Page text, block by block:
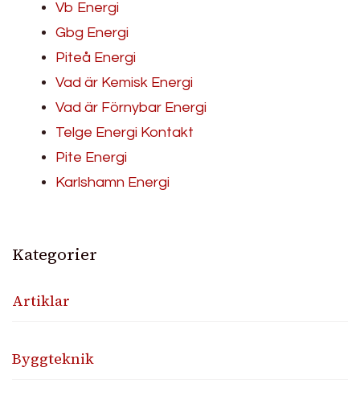
Vb Energi
Gbg Energi
Piteå Energi
Vad är Kemisk Energi
Vad är Förnybar Energi
Telge Energi Kontakt
Pite Energi
Karlshamn Energi
Kategorier
Artiklar
Byggteknik